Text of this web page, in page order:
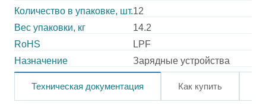
Количество в упаковке, шт.12
Вес упаковки, кг
14.2
RoHS
LPF
Назначение
Зарядные устройства
Техническая документация Как купить